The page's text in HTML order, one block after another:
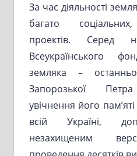
За час діяльності
багато
проектів. Серед
Всеукраїнського
земляка –
Запорозької
увічнення його
всій Україні,
незахищеним